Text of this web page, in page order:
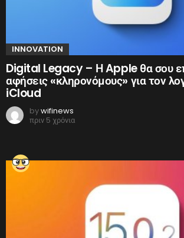
INNOVATION
Digital Legacy – Η Apple θα σου
αφήσεις «κληρονόμους» για τον
iCloud
bywifinews
πριν 5 χρόνια